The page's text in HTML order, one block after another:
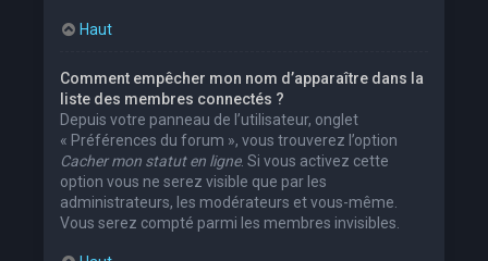
Haut
Comment empêcher mon nom d’apparaître dans la
liste des membres connectés ?
Depuis votre panneau de l’utilisateur, onglet
« Préférences du forum », vous trouverez l’option
Cacher mon statut en ligne. Si vous activez cette
option vous ne serez visible que par les
administrateurs, les modérateurs et vous-même.
Vous serez compté parmi les membres invisibles.